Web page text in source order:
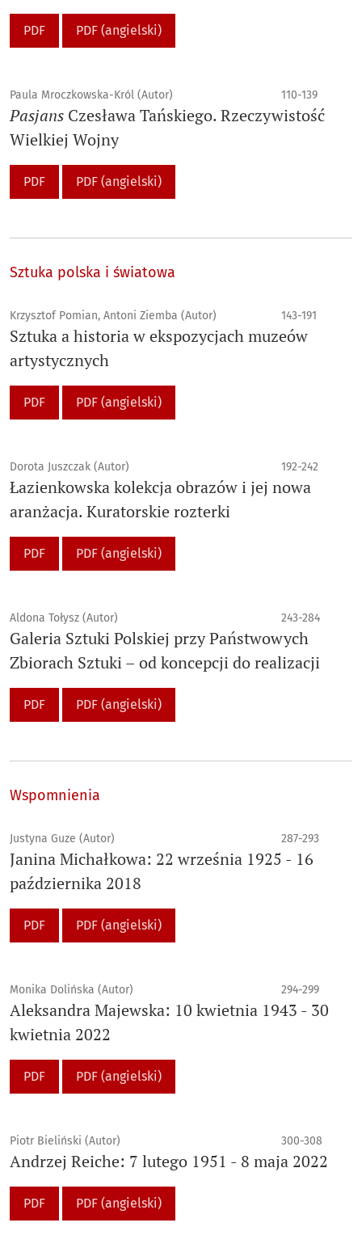
PDF PDF (angielski)
Paula Mroczkowska-Król (Autor) 110-139
Pasjans Czesława Tańskiego. Rzeczywistość
Wielkiej Wojny
PDF PDF (angielski)
Sztuka polska i światowa
Krzysztof Pomian, Antoni Ziemba (Autor) 143-191
Sztuka a historia w ekspozycjach muzeów
artystycznych
PDF PDF (angielski)
Dorota Juszczak (Autor) 192-242
Łazienkowska kolekcja obrazów i jej nowa
aranżacja. Kuratorskie rozterki
PDF PDF (angielski)
Aldona Tołysz (Autor) 243-284
Galeria Sztuki Polskiej przy Państwowych
Zbiorach Sztuki – od koncepcji do realizacji
PDF PDF (angielski)
Wspomnienia
Justyna Guze (Autor) 287-293
Janina Michałkowa: 22 września 1925 - 16
października 2018
PDF PDF (angielski)
Monika Dolińska (Autor) 294-299
Aleksandra Majewska: 10 kwietnia 1943 - 30
kwietnia 2022
PDF PDF (angielski)
Piotr Bieliński (Autor) 300-308
Andrzej Reiche: 7 lutego 1951 - 8 maja 2022
PDF PDF (angielski)